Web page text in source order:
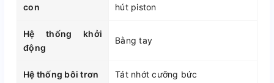
con
hút piston
Hệ thống khởi
động
Bằng tay
Hệ thống bôi trơn Tát nhớt cưỡng bức